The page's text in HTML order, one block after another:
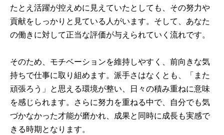
たとえ活躍が控えめに見えていたとしても、その努力や
貢献をしっかりと見ている人がいます。そして、あなた
の働きに対して正当な評価が与えられていく流れです。
そのため、モチベーションを維持しやすく、前向きな気
持ちで仕事に取り組めます。派手さはなくとも、「また
頑張ろう」と思える環境が整い、日々の積み重ねに意味
を感じられます。さらに努力を重ねる中で、自分でも気
づかなかった才能が磨かれ、成果と同時に成長も実感で
きる時期となります。